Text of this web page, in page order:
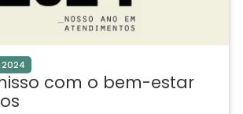
2024
com o bem-estar